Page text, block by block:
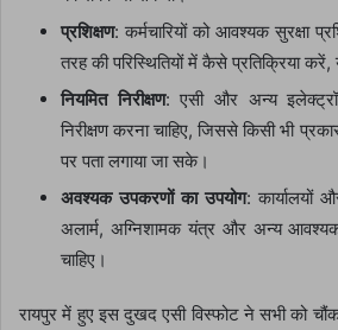
प्रशिक्षण: कर्मचारियों को आवश्यक सुरक्षा
तरह की परिस्थितियों में कैसे प्रतिक्रिया
नियमित निरीक्षण: एसी और अन्य
निरीक्षण करना चाहिए, जिससे किसी भी
पर पता लगाया जा सके।
अवश्यक उपकरणों का उपयोग: कार्यालयों
अलार्म, अग्निशामक यंत्र और अन्य आवश्यक
चाहिए।
रायपुर में हुए इस दुखद एसी विस्फोट ने सभी को